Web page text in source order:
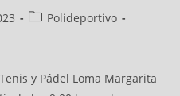
Polideportivo
y Pádel Loma Margarita